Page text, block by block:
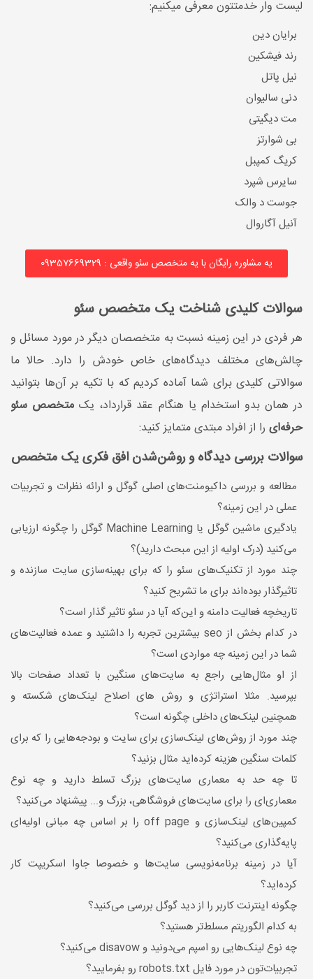
لیست وار خدمتتون معرفی میکنیم:
برایان دین
رند فیشکین
نیل پاتل
دنی سالیوان
مت دیگیتی
بی شوارتز
کریگ کمپبل
سایرس شپرد
جوست د والک
آنیل آگاروال
یه مشاوره رایگان با یه متخصص سئو واقعی : 09357669329
سوالات کلیدی شناخت یک متخصص سئو
هر فردی در این زمینه نسبت به متخصصان دیگر در مورد مسائل و
چالش‌های مختلف دیدگاه‌های خاص خودش را دارد. حالا ما
سوالاتی کلیدی برای شما آماده کردیم که با تکیه بر آن‌ها بتوانید
در همان بدو استخدام یا هنگام عقد قرارداد، یک متخصص سئو
حرفه‌ای را از افراد مبتدی متمایز کنید:
سوالات بررسی دیدگاه و روشن‌شدن افق فکری یک متخصص
مطالعه و بررسی داکیومنت‌های اصلی گوگل و ارائه نظرات و تجربیات
عملی در این زمینه؟
یادگیری ماشین گوگل یا Machine Learning گوگل را چگونه ارزیابی
می‌کنید (درک اولیه از این مبحث دارید)؟
چند مورد از تکنیک‌های سئو را که برای بهینه‌سازی سایت سازنده و
تاثیرگذار بوده‌اند برای ما تشریح کنید؟
تاریخچه فعالیت دامنه و این‌که آیا در سئو تاثیر گذار است؟
در کدام بخش از seo بیشترین تجربه را داشتید و عمده فعالیت‌های
شما در این زمینه چه مواردی است؟
از او مثال‌هایی راجع به سایت‌های سنگین با تعداد صفحات بالا
بپرسید. مثلا استراتژی و روش های اصلاح لینک‌های شکسته و
همچنین لینک‌های داخلی چگونه است؟
چند مورد از روش‌های لینک‌سازی برای سایت و بودجه‌هایی را که برای
کلمات سنگین هزینه کرده‌اید مثال بزنید؟
تا چه حد به معماری سایت‌های بزرگ تسلط دارید و چه نوع
معماری‌ای را برای سایت‌های فروشگاهی، بزرگ و... پیشنهاد می‌کنید؟
کمپین‌های لینک‌سازی و off page را بر اساس چه مبانی اولیه‌ای
پایه‌گذاری می‌کنید؟
آیا در زمینه برنامه‌نویسی سایت‌ها و خصوصا جاوا اسکریپت کار
کرده‌اید؟
چگونه اینترنت کاربر را از دید گوگل بررسی می‌کنید؟
به کدام الگوریتم مسلط‌تر هستید؟
چه نوع لینک‌هایی رو اسپم می‌دونید و disavow می‌کنید؟
تجربیات‌تون در مورد فایل robots.txt رو بفرمایید؟